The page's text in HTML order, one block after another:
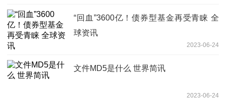
“回血”3600亿！债券型基金再受青睐 全
球资讯
2023-06-24
文件MD5是什么 世界简讯
2023-06-24